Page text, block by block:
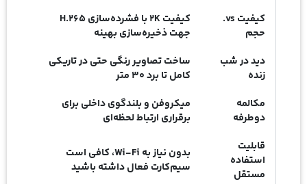
کیفیت vs.
حجم
کیفیت ۲K با فشرده‌سازی H.۲۶۵
جهت ذخیره‌سازی بهینه
دید در شب
زنده
ساخت تصاویر رنگی حتی در تاریکی
کامل تا برد ۳۰ متر
مکالمه
دوطرفه
میکروفن و بلندگوی داخلی برای
برقراری ارتباط لحظه‌ای
قابلیت
استفاده
مستقل
بدون نیاز به Wi-Fi، کافی است
سیم‌کارت فعال داشته باشید